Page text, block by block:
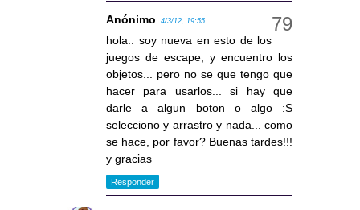
Anónimo 4/3/12, 19:55
hola.. soy nueva en esto de los
juegos de escape, y encuentro los
objetos... pero no se que tengo que
hacer para usarlos... si hay que
darle a algun boton o algo :S
selecciono y arrastro y nada... como
se hace, por favor? Buenas tardes!!!
y gracias
Responder